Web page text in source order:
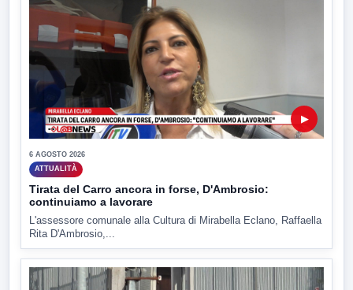
▶
6 AGOSTO 2026
ATTUALITÀ
Tirata del Carro ancora in forse, D'Ambrosio:
continuiamo a lavorare
L'assessore comunale alla Cultura di Mirabella Eclano, Raffaella
Rita D'Ambrosio,...